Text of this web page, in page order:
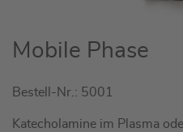
Zum
Anfang
Bildgalerie
springen
Mobile Phase
Bestell-Nr.: 5001
Katecholamine im Plasma